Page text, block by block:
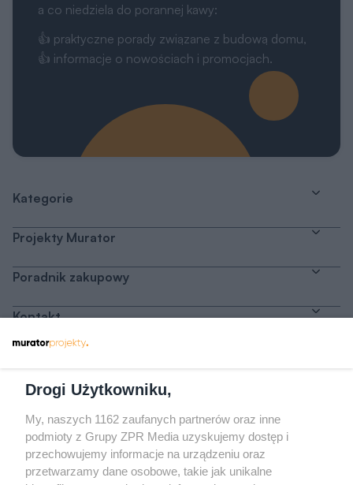
a co niedziela do porannej kawy:
👍 praktyczne porady związane z budową domu,
👍 informacje o nowościach i promocjach.
Kategorie
Projekty Murator
Poradnik zakupowy
Kontakt
Odwiedź grupę na Facebooku
Gdybym budował drugi raz - mądry Polak
Drogi Użytkowniku,
My, naszych 1162 zaufanych partnerów oraz inne
podmioty z Grupy ZPR Media uzyskujemy dostęp i
przechowujemy informacje na urządzeniu oraz
przetwarzamy dane osobowe, takie jak unikalne